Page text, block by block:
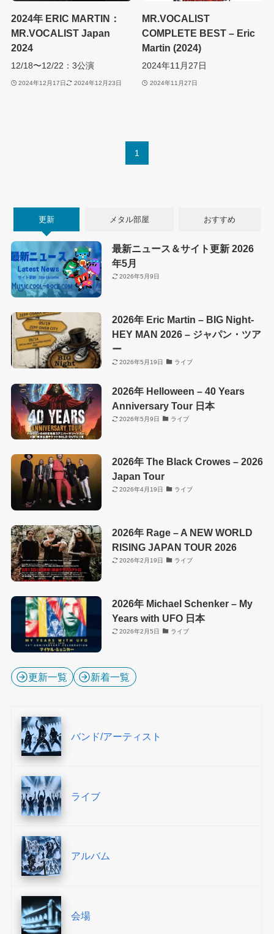
2024年 ERIC MARTIN：
MR.VOCALIST Japan
2024
12/18〜12/22：3公演
2024年12月17日 2024年12月23日
MR.VOCALIST
COMPLETE BEST – Eric
Martin (2024)
2024年11月27日
2024年11月27日
1
更新 メタル部屋 おすすめ
最新ニュース＆サイト更新 2026
年5月
2026年5月9日
2026年 Eric Martin – BIG Night-
HEY MAN 2026 – ジャパン・ツア
ー
2026年5月19日 ライブ
2026年 Helloween – 40 Years
Anniversary Tour 日本
2026年5月9日 ライブ
2026年 The Black Crowes – 2026
Japan Tour
2026年4月19日 ライブ
2026年 Rage – A NEW WORLD
RISING JAPAN TOUR 2026
2026年2月19日 ライブ
2026年 Michael Schenker – My
Years with UFO 日本
2026年2月5日 ライブ
更新一覧 新着一覧
バンド/アーティスト
ライブ
アルバム
会場